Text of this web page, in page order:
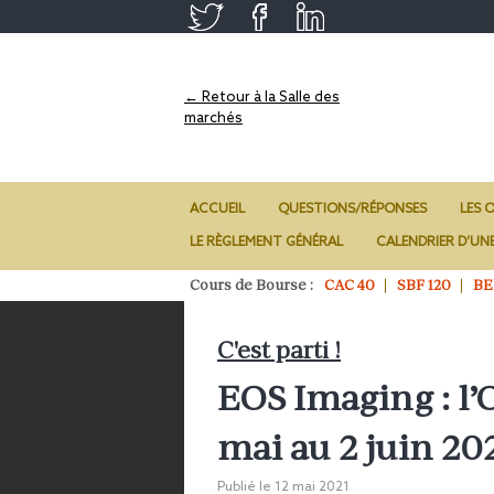
← Retour à la Salle des
marchés
ACCUEIL QUESTIONS/RÉPONSES LES
LE RÈGLEMENT GÉNÉRAL CALENDRIER
Cours de Bourse : CAC 40 SBF 120
C'est parti !
EOS Imaging :
mai au 2 juin
Publié le 12 mai 2021